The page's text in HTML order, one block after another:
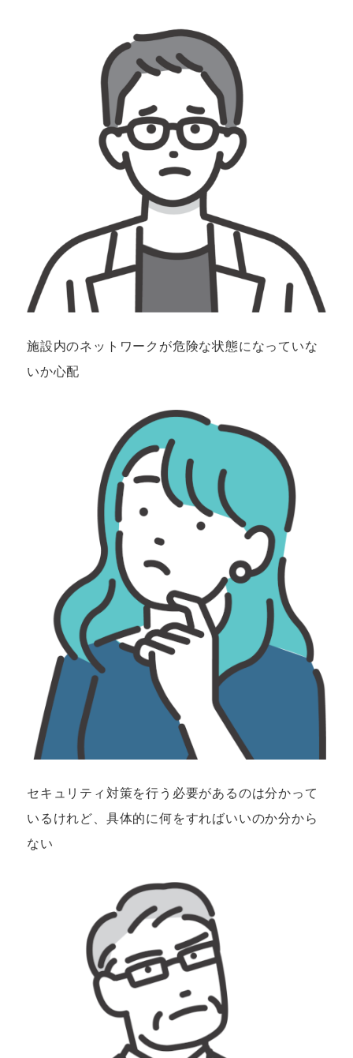
施設内のネットワークが危険な状態に なっていな
いか心配
セキュリティ対策を行う必要があるのは分かって
いるけれど、具体的に何をすればいいのか分から
ない